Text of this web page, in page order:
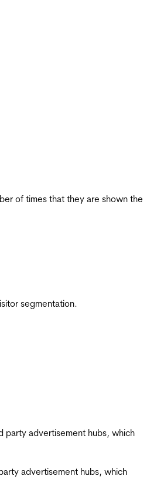
of times that they are shown the
segmentation.
party advertisement hubs, which
advertisement hubs, which